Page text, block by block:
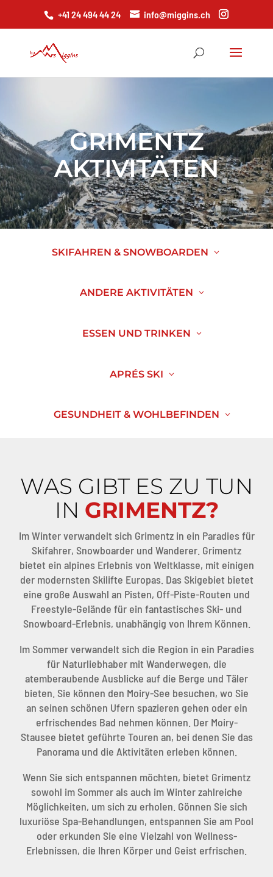
+41 24 494 44 24 info@miggins.ch
GRIMENTZ
AKTIVITÄTEN
SKIFAHREN & SNOWBOARDEN
ANDERE AKTIVITÄTEN
ESSEN UND TRINKEN
APRÉS SKI
GESUNDHEIT & WOHLBEFINDEN
WAS GIBT ES ZU TUN
IN GRIMENTZ?
Im Winter verwandelt sich Grimentz in ein Paradies für
Skifahrer, Snowboarder und Wanderer. Grimentz
bietet ein alpines Erlebnis von Weltklasse, mit einigen
der modernsten Skilifte Europas. Das Skigebiet bietet
eine große Auswahl an Pisten, Off-Piste-Routen und
Freestyle-Gelände für ein fantastisches Ski- und
Snowboard-Erlebnis, unabhängig von Ihrem Können.
Im Sommer verwandelt sich die Region in ein Paradies
für Naturliebhaber mit Wanderwegen, die
atemberaubende Ausblicke auf die Berge und Täler
bieten. Sie können den Moiry-See besuchen, wo Sie
an seinen schönen Ufern spazieren gehen oder ein
erfrischendes Bad nehmen können. Der Moiry-
Stausee bietet geführte Touren an, bei denen Sie das
Panorama und die Aktivitäten erleben können.
Wenn Sie sich entspannen möchten, bietet Grimentz
sowohl im Sommer als auch im Winter zahlreiche
Möglichkeiten, um sich zu erholen. Gönnen Sie sich
luxuriöse Spa-Behandlungen, entspannen Sie am Pool
oder erkunden Sie eine Vielzahl von Wellness-
Erlebnissen, die Ihren Körper und Geist erfrischen.